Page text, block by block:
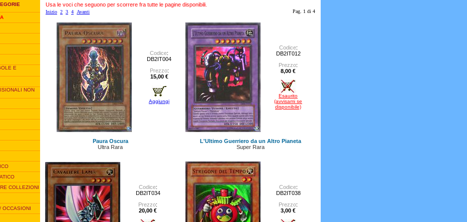
E
NON
COLLEZIONI
OCCASIONI
Usa le voci che seguono per scorrere fra tutte le pagine disponibili.
Inizio 2 3 4 Avanti Pag. 1 di 4
Codice:
DB2IT004
Prezzo:
15,00 €
Aggiungi
Paura Oscura
Ultra Rara
Codice:
DB2IT012
Prezzo:
8,00 €
Esaurito
(avvisami se
disponibile)
L'Ultimo Guerriero da un Altro Pianeta
Super Rara
Codice:
DB2IT034
Prezzo:
20,00 €
Codice:
DB2IT038
Prezzo:
3,00 €